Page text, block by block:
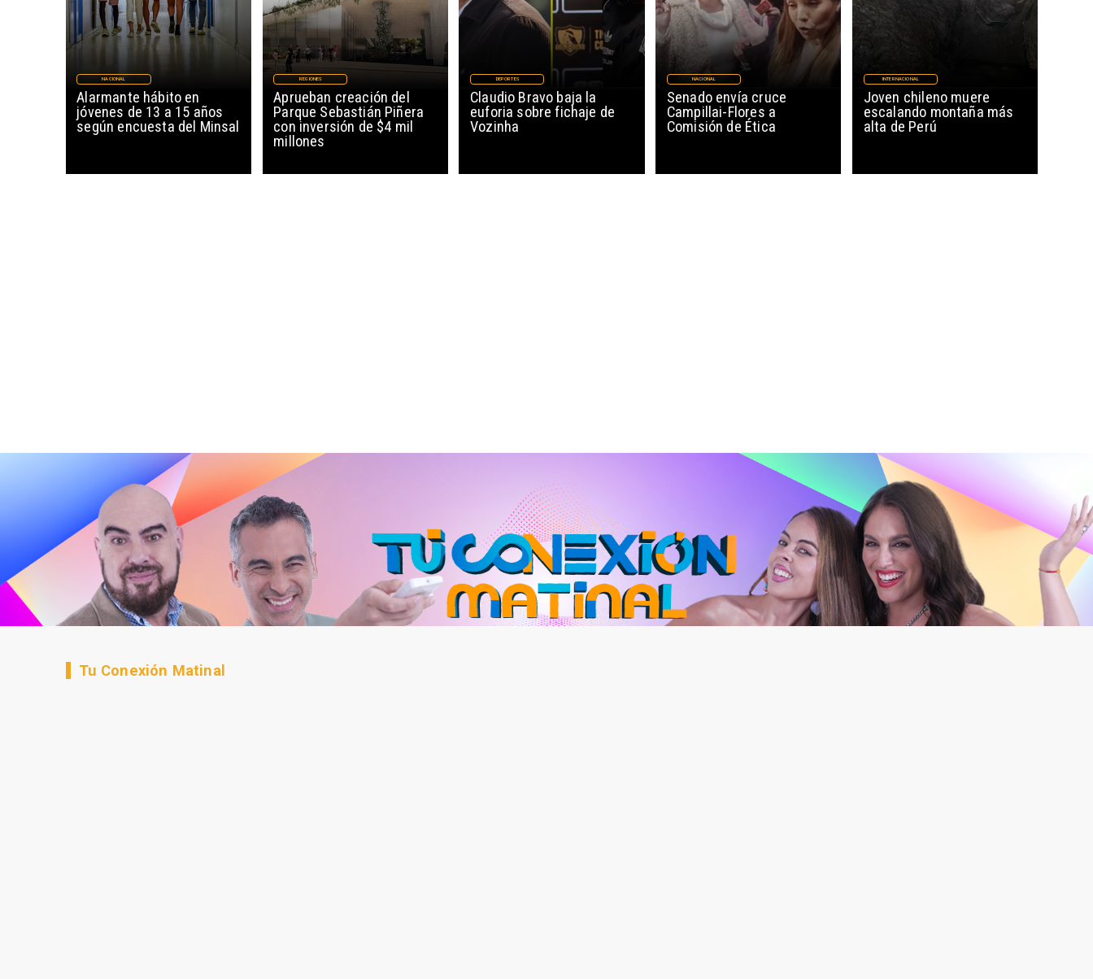
Alarmante hábito en
jóvenes de 13 a 15 años
según encuesta del Minsal
NACIONAL
Aprueban creación del
Parque Sebastián Piñera
con inversión de $4 mil
millones
REGIONES
Claudio Bravo baja la
euforia sobre fichaje de
Vozinha
DEPORTES
Senado envía cruce
Campillai-Flores a
Comisión de Ética
NACIONAL
Joven chileno muere
escalando montaña más
alta de Perú
INTERNACIONAL
Tu Conexión Matinal